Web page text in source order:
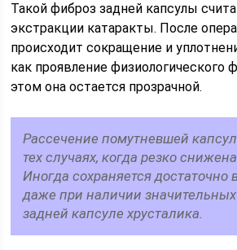
Такой фиброз задней капсулы
экстракции катаракты. После
происходит сокращение и
как проявление физиологического
этом она остается прозрачной.
Рассечение помутневшей
тех случаях, когда резко
Иногда сохраняется достаточно
даже при наличии
задней капсуле хрусталика.